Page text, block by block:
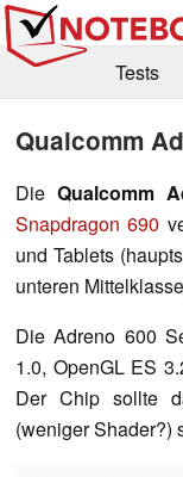
Tests
Forum
Qualcomm
Die Qualcomm
Snapdragon 690
und Tablets
unteren
Die Adreno 600
1.0, OpenGL ES
Der Chip sollte
(weniger Shader?)